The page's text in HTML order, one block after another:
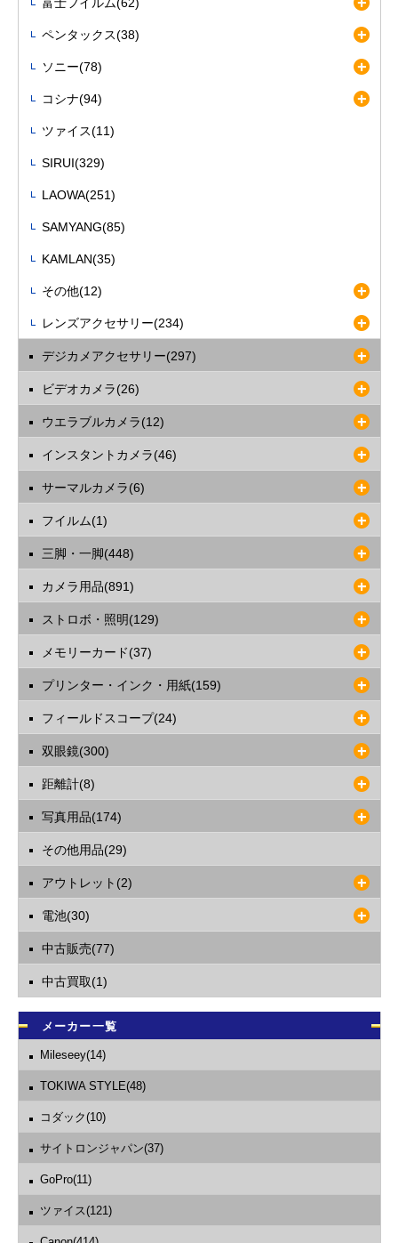
富士フイルム(62)
ペンタックス(38)
ソニー(78)
コシナ(94)
ツァイス(11)
SIRUI(329)
LAOWA(251)
SAMYANG(85)
KAMLAN(35)
その他(12)
レンズアクセサリー(234)
デジカメアクセサリー(297)
ビデオカメラ(26)
ウエラブルカメラ(12)
インスタントカメラ(46)
サーマルカメラ(6)
フイルム(1)
三脚・一脚(448)
カメラ用品(891)
ストロボ・照明(129)
メモリーカード(37)
プリンター・インク・用紙(159)
フィールドスコープ(24)
双眼鏡(300)
距離計(8)
写真用品(174)
その他用品(29)
アウトレット(2)
電池(30)
中古販売(77)
中古買取(1)
メーカー一覧
Mileseey(14)
TOKIWA STYLE(48)
コダック(10)
サイトロンジャパン(37)
GoPro(11)
ツァイス(121)